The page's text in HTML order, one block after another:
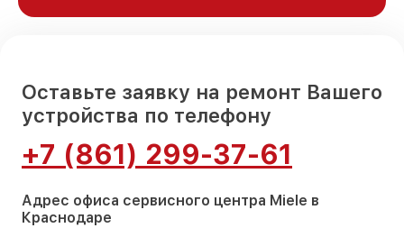
Оставьте заявку на ремонт Вашего
устройства по телефону
+7 (861) 299-37-61
Адрес офиса сервисного центра Miele в
Краснодаре